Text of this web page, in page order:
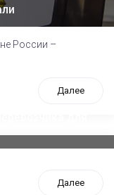
России –
Далее
Далее